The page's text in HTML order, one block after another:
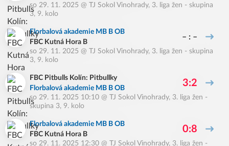
so 29. 11. 2025 @ TJ Sokol Vinohrady, 3. liga žen - skupina
3, 9. kolo
Florbalová akademie MB B OB
FBC Kutná Hora B
– : –
so 29. 11. 2025 @ TJ Sokol Vinohrady, 3. liga žen - skupina
3, 9. kolo
FBC Pitbulls Kolín: Pitbullky
Florbalová akademie MB B OB
3:2
so 29. 11. 2025 10:10 @ TJ Sokol Vinohrady, 3. liga žen -
skupina 3, 9. kolo
Florbalová akademie MB B OB
FBC Kutná Hora B
0:8
so 29. 11. 2025 12:30 @ TJ Sokol Vinohrady, 3. liga žen -